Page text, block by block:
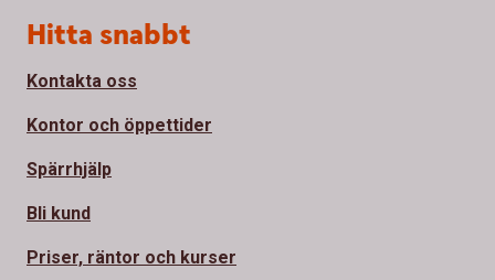
Sidfot
Hitta snabbt
Kontakta oss
Kontor och öppettider
Spärrhjälp
Bli kund
Priser, räntor och kurser